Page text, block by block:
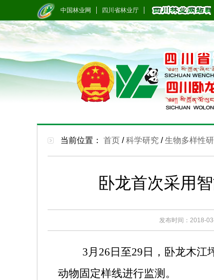
中国林业网 四川省林业厅
当前位置： 首页 /科学研究 /生物多样性
卧龙首次采用
发布时间：2018-
3月 26 日至29 日，卧龙木江
动物固定样线进行监测。